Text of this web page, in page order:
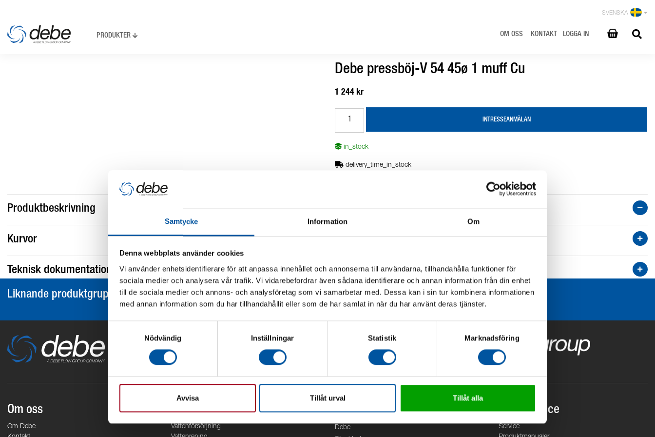
Samtycke Information Om
Denna webbplats använder cookies
Vi använder enhetsidentifierare för att anpassa innehållet och annonserna till användarna, tillhandahålla funktioner för
sociala medier och analysera vår trafik. Vi vidarebefordrar även sådana identifierare och annan information från din enhet
till de sociala medier och annons- och analysföretag som vi samarbetar med. Dessa kan i sin tur kombinera informationen
med annan information som du har tillhandahållit eller som de har samlat in när du har använt deras tjänster.
Nödvändig
Inställningar Statistik Marknadsföring
Avvisa Tillåt urval Tillåt alla
SVENSKA
PRODUKTER OM OSS KONTAKT LOGGA IN
Debe pressböj-V 54 45ø 1 muff Cu
1 244 kr
INTRESSEANMÄLAN
in_stock
delivery_time_in_stock
Produktbeskrivning
Kurvor
Teknisk dokumentation
Liknande produktgrupper
Om oss
Om Debe
Områden
Vattenförsörjning
Kontor
Debe
Kundservice
Service